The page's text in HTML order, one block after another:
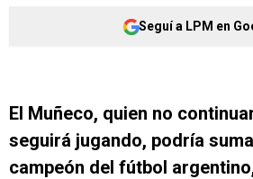
Seguí a LPM en
El Muñeco, quien no
seguirá jugando, podría
campeón del fútbol